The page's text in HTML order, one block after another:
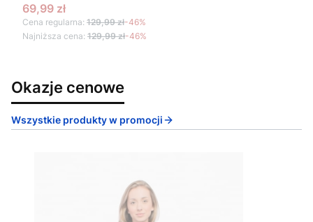
Cena promocyjna
69,99 zł
Cena regularna: 129,99 zł-46%
Najniższa cena: 129,99 zł-46%
Okazje cenowe
Wszystkie produkty w promocji